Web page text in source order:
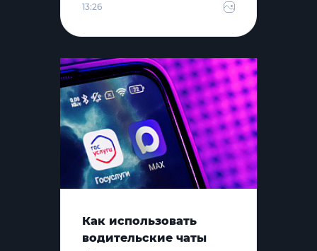
13:26
Как использовать
водительские чаты